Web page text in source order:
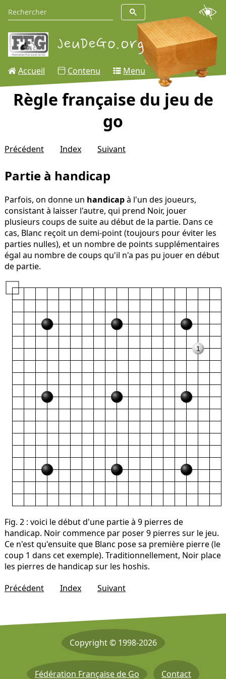
Accueil Contenu Menu
Règle française du jeu de
go
Précédent Index Suivant
Partie à handicap
Parfois, on donne un handicapà l'un des joueurs,
consistant à laisser l'autre, qui prend Noir, jouer
plusieurs coups de suite au début de la partie. Dans ce
cas, Blanc reçoit un demi-point (toujours pour éviter les
parties nulles), et un nombre de points supplémentaires
égal au nombre de coups qu'il n'a pas pu jouer en début
de partie.
1
Fig. 2: voici le début d'une partie à 9 pierres de
handicap. Noir commence par poser 9 pierres sur le jeu.
Ce n'est qu'ensuite que Blanc pose sa première pierre (le
coup 1 dans cet exemple). Traditionnellement, Noir place
les pierres de handicap sur les hoshis.
Précédent
Index Suivant
Copyright © 1998-2026
Fédération Française de Go Contact